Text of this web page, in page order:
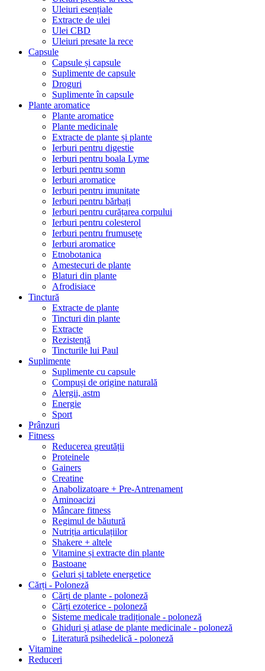
Uleiuri esențiale
Extracte de ulei
Ulei CBD
Uleiuri presate la rece
Capsule
Capsule și capsule
Suplimente de capsule
Droguri
Suplimente în capsule
Plante aromatice
Plante aromatice
Plante medicinale
Extracte de plante și plante
Ierburi pentru digestie
Ierburi pentru boala Lyme
Ierburi pentru somn
Ierburi aromatice
Ierburi pentru imunitate
Ierburi pentru bărbați
Ierburi pentru curățarea corpului
Ierburi pentru colesterol
Ierburi pentru frumusețe
Ierburi aromatice
Etnobotanica
Amestecuri de plante
Blaturi din plante
Afrodisiace
Tinctură
Extracte de plante
Tincturi din plante
Extracte
Rezistență
Tincturile lui Paul
Suplimente
Suplimente cu capsule
Compuși de origine naturală
Alergii, astm
Energie
Sport
Prânzuri
Fitness
Reducerea greutății
Proteinele
Gainers
Creatine
Anabolizatoare + Pre-Antrenament
Aminoacizi
Mâncare fitness
Regimul de băutură
Nutriția articulațiilor
Shakere + altele
Vitamine și extracte din plante
Bastoane
Geluri și tablete energetice
Cărți - Poloneză
Cărți de plante - poloneză
Cărți ezoterice - poloneză
Sisteme medicale tradiționale - poloneză
Ghiduri și atlase de plante medicinale - poloneză
Literatură psihedelică - poloneză
Vitamine
Reduceri